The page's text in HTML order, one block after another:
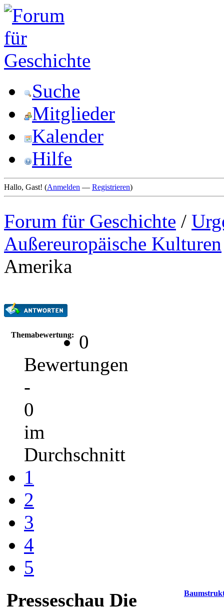
Suche
Mitglieder
Kalender
Hilfe
Hallo, Gast! (Anmelden — Registrieren)
Forum für Geschichte /
Außereuropäische Kulturen
Amerika
Themabewertung:
0
Bewertungen
-
0
im
Durchschnitt
1
2
3
4
5
Presseschau Die